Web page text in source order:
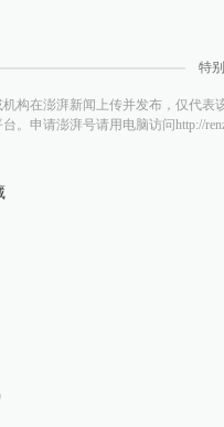
特
构在澎湃新闻上传并发布，仅代
。申请澎湃号请用电脑访问http://